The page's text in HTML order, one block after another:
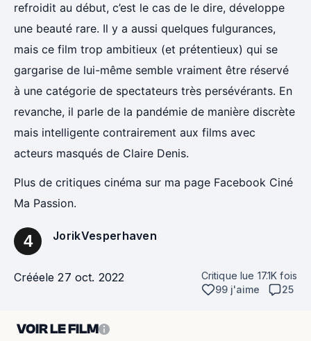
refroidit au début, c’est le cas de le dire, développe
une beauté rare. Il y a aussi quelques fulgurances,
mais ce film trop ambitieux (et prétentieux) qui se
gargarise de lui-même semble vraiment être réservé
à une catégorie de spectateurs très persévérants. En
revanche, il parle de la pandémie de manière discrète
mais intelligente contrairement aux films avec
acteurs masqués de Claire Denis.
Plus de critiques cinéma sur ma page Facebook Ciné
Ma Passion.
4 JorikVesperhaven
Crééele 27 oct. 2022 Critique lue 17.1K fois
99 j'aime
25
VOIR LE FILM